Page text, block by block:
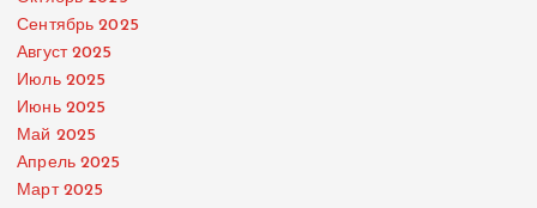
Сентябрь 2025
Август 2025
Июль 2025
Июнь 2025
Май 2025
Апрель 2025
Март 2025